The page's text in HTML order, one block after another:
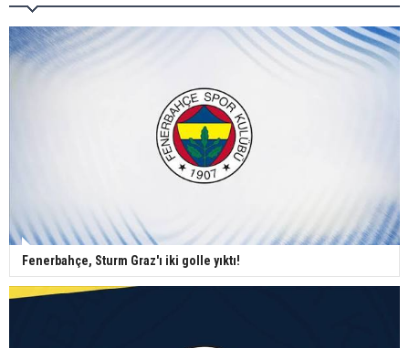
Fenerbahçe, Sturm Graz'ı iki golle yıktı!